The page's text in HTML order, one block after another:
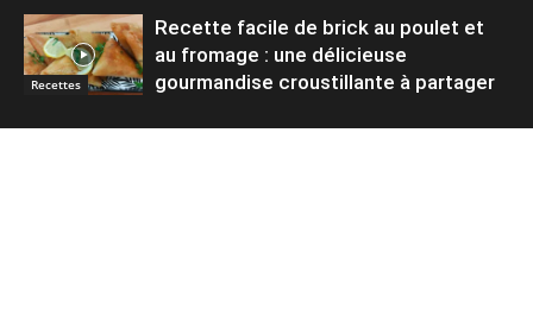
Recettes
Recette facile de brick au poulet et
au fromage : une délicieuse
gourmandise croustillante à partager